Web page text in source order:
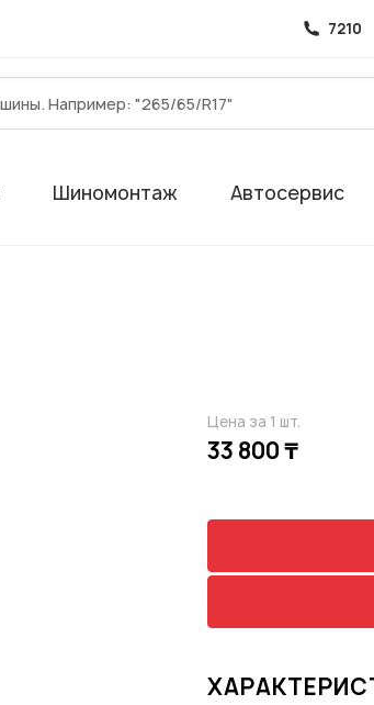
7210
Шиномонтаж Автосервис
Цена за 1 шт.
33 800 ₸